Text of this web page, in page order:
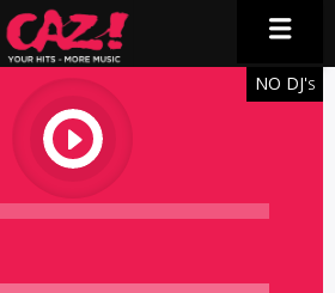
play
NO DJ'S